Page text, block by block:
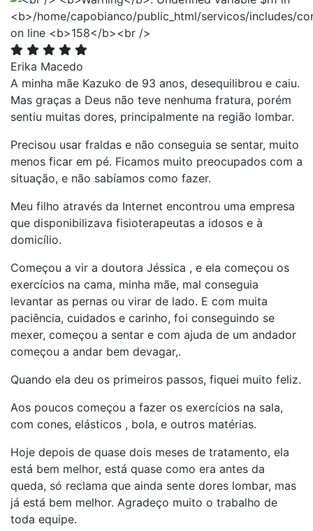
Erika Macedo
A minha mãe Kazuko de 93 anos, desequilibrou e caiu.
Mas graças a Deus não teve nenhuma fratura, porém
sentiu muitas dores, principalmente na região lombar.
Precisou usar fraldas e não conseguia se sentar, muito
menos ficar em pé. Ficamos muito preocupados com a
situação, e não sabíamos como fazer.
Meu filho através da Internet encontrou uma empresa
que disponibilizava fisioterapeutas a idosos e à
domicílio.
Começou a vir a doutora Jéssica , e ela começou os
exercícios na cama, minha mãe, mal conseguia
levantar as pernas ou virar de lado. E com muita
paciência, cuidados e carinho, foi conseguindo se
mexer, começou a sentar e com ajuda de um andador
começou a andar bem devagar,.
Quando ela deu os primeiros passos, fiquei muito feliz.
Aos poucos começou a fazer os exercícios na sala,
com cones, elásticos , bola, e outros matérias.
Hoje depois de quase dois meses de tratamento, ela
está bem melhor, está quase como era antes da
queda, só reclama que ainda sente dores lombar, mas
já está bem melhor. Agradeço muito o trabalho de
toda equipe.